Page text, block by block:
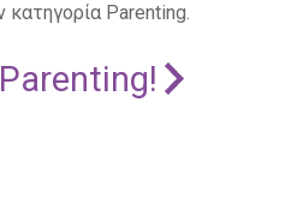
κατηγορία Parenting.